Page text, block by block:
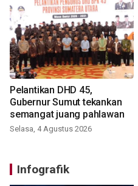
Pelantikan DHD 45,
Gubernur Sumut tekankan
semangat juang pahlawan
Selasa, 4 Agustus 2026
Infografik